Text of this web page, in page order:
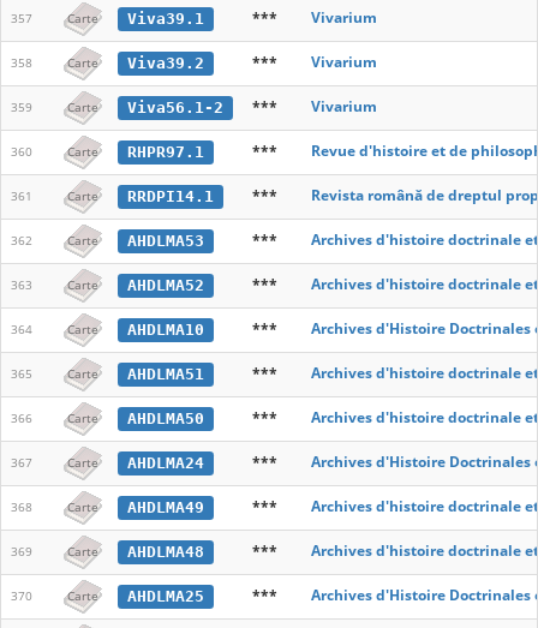
357 Carte Viva39.1 *** Vivarium
358 Carte Viva39.2 *** Vivarium
359 Carte Viva56.1-2 *** Vivarium
360 Carte RHPR97.1 *** Revue d'histoire et de
361 Carte RRDPI14.1 *** Revista română de dreptul
362 Carte AHDLMA53 *** Archives d'histoire doctrinale
363 Carte AHDLMA52 *** Archives d'histoire doctrinale
364 Carte AHDLMA10 *** Archives d'Histoire Doctrinales
365 Carte AHDLMA51 *** Archives d'histoire doctrinale
366 Carte AHDLMA50 *** Archives d'histoire doctrinale
367 Carte AHDLMA24 *** Archives d'Histoire Doctrinales
368 Carte AHDLMA49 *** Archives d'histoire doctrinale
369 Carte AHDLMA48 *** Archives d'histoire doctrinale
370 Carte AHDLMA25 *** Archives d'Histoire Doctrinales